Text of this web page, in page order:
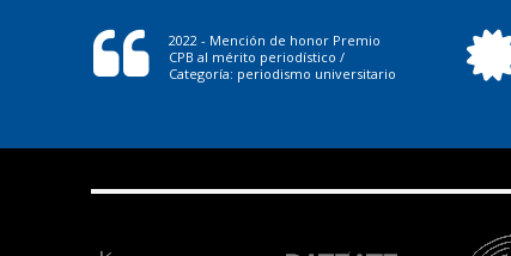
2022 - Mención de honor Premio
CPB al mérito periodístico /
Categoría: periodismo universitario